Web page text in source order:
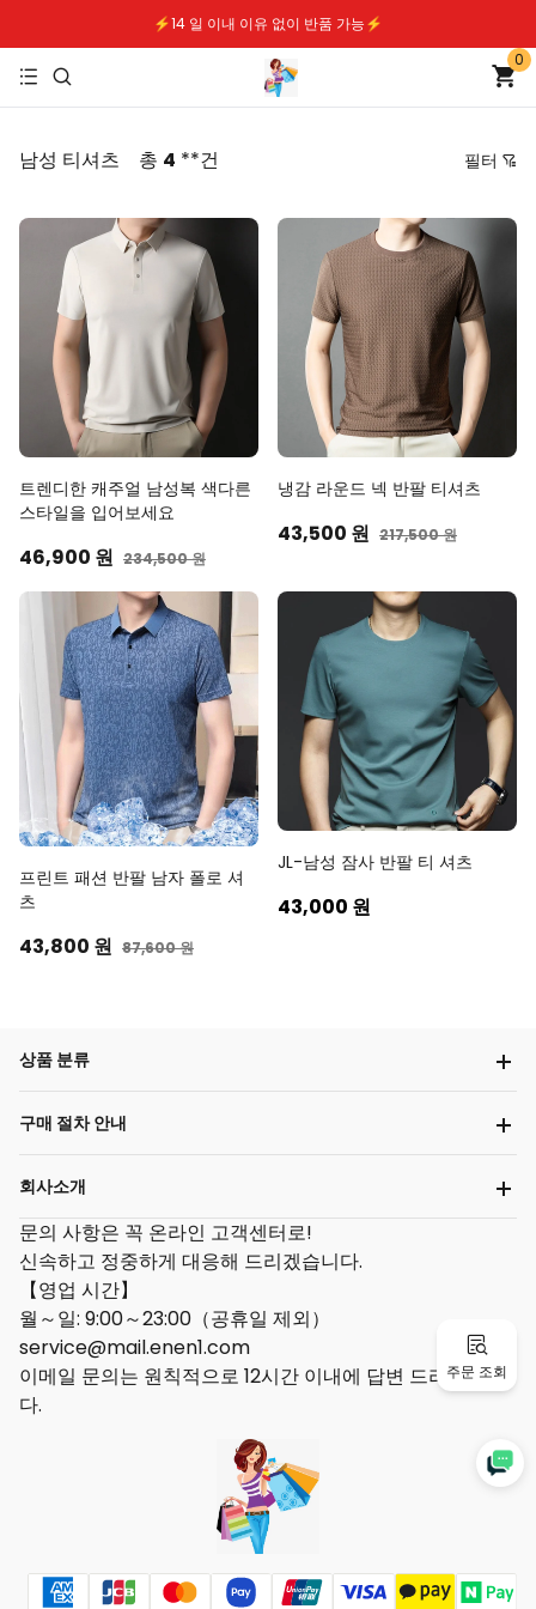
⚡️14 일 이내 이유 없이 반품 가능⚡️
⚡️무료배송｜안전한 지불⚡️
0
남성 티셔츠 총 4 **건 필터
가격
추천순
낮은 가격순
높은 가격순
최신순
트렌디한 캐주얼 남성복 색다른
스타일을 입어보세요
46,900 원 234,500 원
냉감 라운드 넥 반팔 티셔츠
43,500 원 217,500 원
프린트 패션 반팔 남자 폴로 셔
츠
43,800 원 87,600 원
JL-남성 잠사 반팔 티 셔츠
43,000 원
상품 분류
구매 절차 안내
회사소개
문의 사항은 꼭 온라인 고객센터로!
신속하고 정중하게 대응해 드리겠습니다.
【영업 시간】
월～일: 9:00～23:00（공휴일 제외）
service@mail.enen1.com
이메일 문의는 원칙적으로 12시간 이내에 답변 드리겠습니
다.
주문 조회